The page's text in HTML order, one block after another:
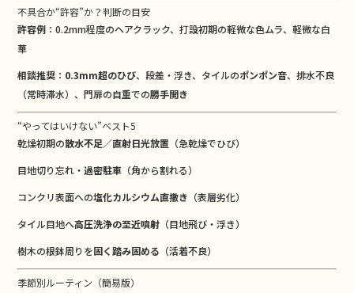
不具合か“許容”か？判断の目安
許容例 ：0.2mm程度のヘアクラック、打設初期の軽微な色ムラ、軽微な白
華
相談推奨 ： 0.3mm超のひび、段差・浮き、タイルのポンポン音、排水不良
（常時滞水）、門扉の自重での勝手開き
“やってはいけない”ベスト5
乾燥初期の散水不足／直射日光放置 （急乾燥でひび）
目地切り忘れ・過密駐車 （角から割れる）
コンクリ表面への塩化カルシウム直撒き （表層劣化）
タイル目地へ高圧洗浄の至近噴射 （目地飛び・浮き）
樹木の根鉢周りを固く踏み固める （活着不良）
季節別ルーティン（簡易版）